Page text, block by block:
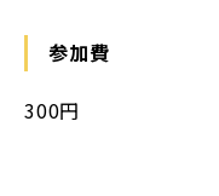
参加費
300円